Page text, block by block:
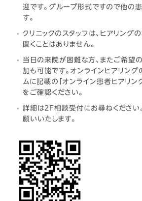
迎です。グループ形式ですので他の
す。
クリニックのスタッフは、ヒアリング
聞くことはありません。
当日の来院が困難な方、またご希望
加も可能です。オンラインヒアリング
ムに記載の「オンライン患者ヒアリン
をご確認ください。
詳細は2F相談受付にお尋ねください
願いいたします。